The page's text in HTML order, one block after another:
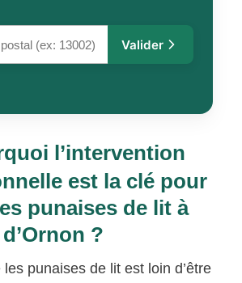
Valider
l’intervention
est la clé pour
punaises de lit à
?
punaises de lit est loin d’être